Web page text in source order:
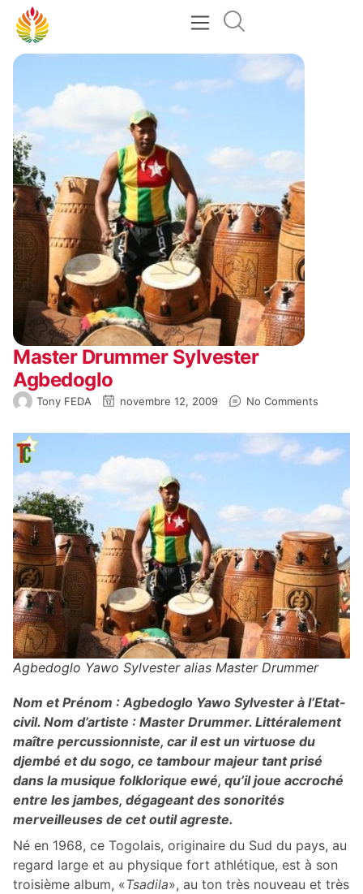
Master Drummer Sylvester
Agbedoglo
Tony FEDA novembre 12, 2009 No Comments
Agbedoglo Yawo Sylvester alias Master Drummer
Nom et Prénom : Agbedoglo Yawo Sylvester à l’Etat-
civil. Nom d’artiste : Master Drummer. Littéralement
maître percussionniste, car il est un virtuose du
djembé et du sogo, ce tambour majeur tant prisé
dans la musique folklorique ewé, qu’il joue accroché
entre les jambes, dégageant des sonorités
merveilleuses de cet outil agreste.
Né en 1968, ce Togolais, originaire du Sud du pays, au
regard large et au physique fort athlétique, est à son
troisième album, «Tsadila», au ton très nouveau et très